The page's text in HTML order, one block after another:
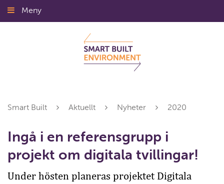
Gå
till
Meny
Smart Built Aktuellt Nyheter 2020
Ingå i en referensgrupp i
projekt om digitala tvillingar!
Under hösten planeras projektet Digitala